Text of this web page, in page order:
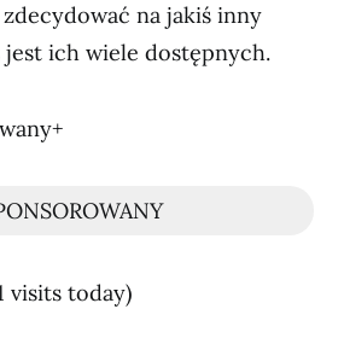
na jakiś inny
ich wiele dostępnych.
visits today)